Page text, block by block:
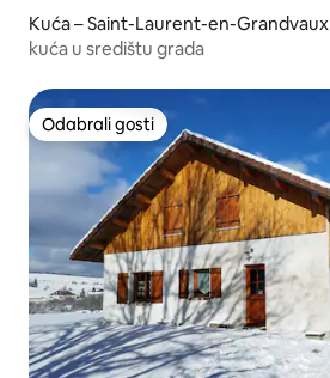
Kuća – Saint-Laurent-en-Grandvaux
kuća u središtu grada
Odabrali gosti
Odabrali gosti